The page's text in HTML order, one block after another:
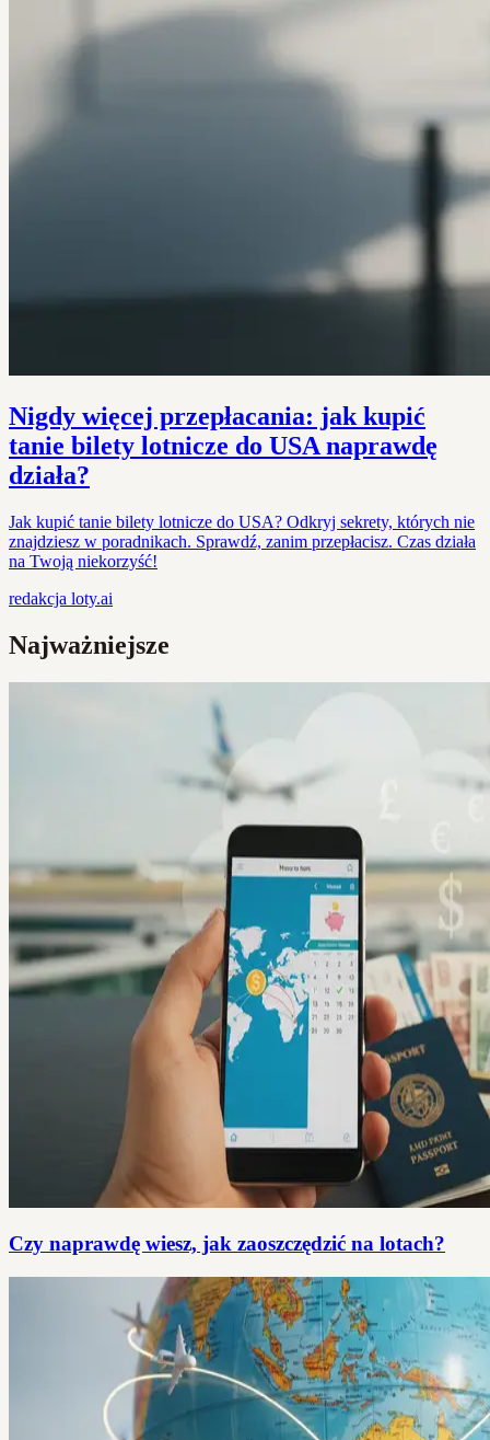
Nigdy więcej przepłacania: jak kupić
tanie bilety lotnicze do USA naprawdę
działa?
Jak kupić tanie bilety lotnicze do USA? Odkryj sekrety, których nie
znajdziesz w poradnikach. Sprawdź, zanim przepłacisz. Czas działa
na Twoją niekorzyść!
redakcja loty.ai
Najważniejsze
Czy naprawdę wiesz, jak zaoszczędzić na lotach?